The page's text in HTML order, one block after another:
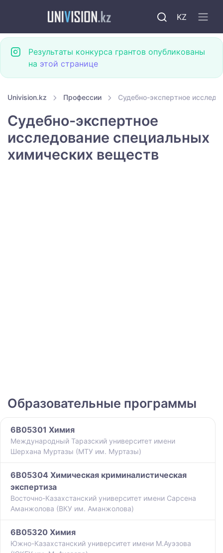
KZ
Результаты конкурса грантов опубликованы
на этой странице
Univision.kz Профессии Судебно-экспертное
Судебно-экспертное
исследование специальных
химических веществ
Образовательные программы
6B05301 Химия
Международный Таразский университет имени
Шерхана Муртазы (МТУ им. Муртазы)
6B05304 Химическая криминалистическая
экспертиза
Восточно-Казахстанский университет имени Сарсена
Аманжолова (ВКУ им. Аманжолова)
6B05320 Химия
Южно-Казахстанский университет имени М.Ауэзова